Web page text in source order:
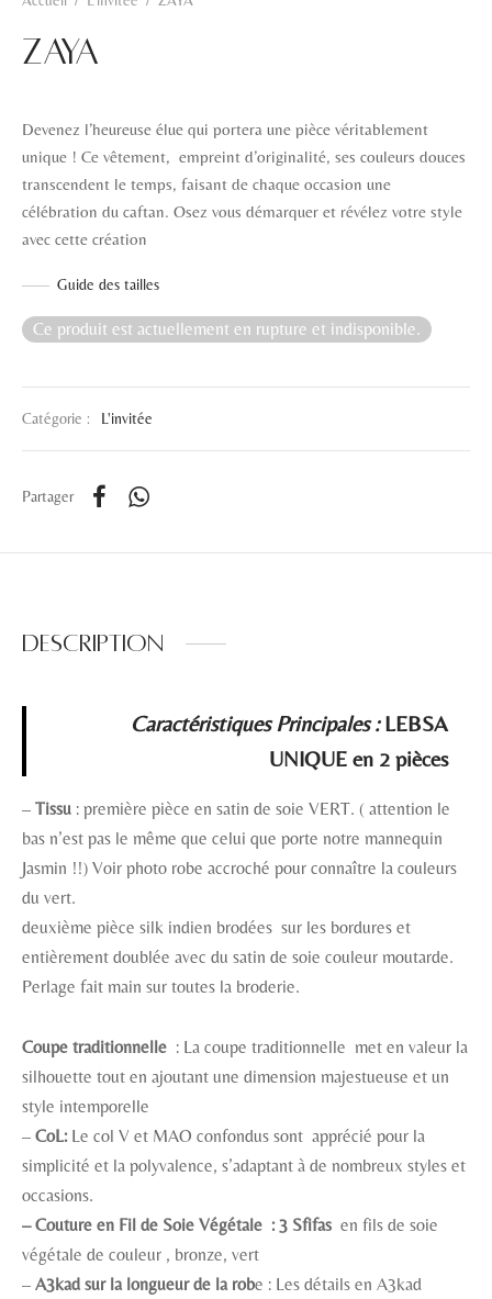
ZAYA
Devenez l’heureuse élue qui portera une pièce véritablement
unique ! Ce vêtement, empreint d’originalité, ses couleurs douces
transcendent le temps, faisant de chaque occasion une
célébration du caftan. Osez vous démarquer et révélez votre style
avec cette création
Guide des tailles
Ce produit est actuellement en rupture et indisponible.
Catégorie : L'invitée
Partager
Description
Caractéristiques Principales :LEBSA
UNIQUE en 2 pièces
– Tissu : première pièce en satin de soie VERT. ( attention le
bas n’est pas le même que celui que porte notre mannequin
Jasmin !!) Voir photo robe accroché pour connaître la couleurs
du vert.
deuxième pièce silk indien brodées sur les bordures et
entièrement doublée avec du satin de soie couleur moutarde.
Perlage fait main sur toutes la broderie.
Coupe traditionnelle : La coupe traditionnelle met en valeur la
silhouette tout en ajoutant une dimension majestueuse et un
style intemporelle
– CoL: Le col V et MAO confondus sont apprécié pour la
simplicité et la polyvalence, s’adaptant à de nombreux styles et
occasions.
– Couture en Fil de Soie Végétale : 3 Sfifas en fils de soie
végétale de couleur , bronze, vert
– A3kad sur la longueur de la robe : Les détails en A3kad